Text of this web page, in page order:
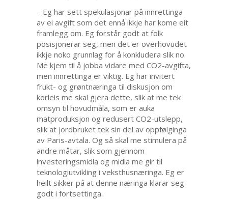
– Eg har sett spekulasjonar på innrettinga
av ei avgift som det ennå ikkje har kome eit
framlegg om. Eg forstår godt at folk
posisjonerar seg, men det er overhovudet
ikkje noko grunnlag for å konkludera slik no.
Me kjem til å jobba vidare med CO2-avgifta,
men innrettinga er viktig. Eg har invitert
frukt- og grøntnæringa til diskusjon om
korleis me skal gjera dette, slik at me tek
omsyn til hovudmåla, som er auka
matproduksjon og redusert CO2-utslepp,
slik at jordbruket tek sin del av oppfølginga
av Paris-avtala. Og så skal me stimulera på
andre måtar, slik som gjennom
investeringsmidla og midla me gir til
teknologiutvikling i veksthusnæringa. Eg er
heilt sikker på at denne næringa klarar seg
godt i fortsettinga.